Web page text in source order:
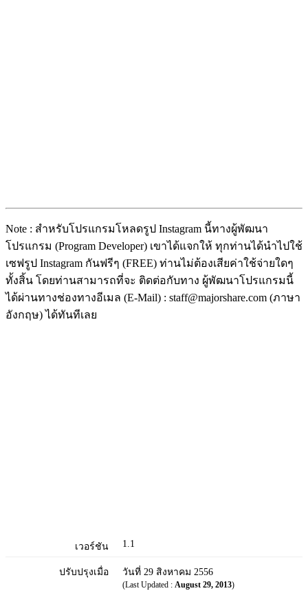
Note : สำหรับโปรแกรมโหลดรูป Instagram นี้ทางผู้พัฒนา
โปรแกรม (Program Developer) เขาได้แจกให้ ทุกท่านได้นำไปใช้
เซฟรูป Instagram กันฟรีๆ (FREE) ท่านไม่ต้องเสียค่าใช้จ่ายใดๆ
ทั้งสิ้น โดยท่านสามารถที่จะ ติดต่อกับทาง ผู้พัฒนาโปรแกรมนี้
ได้ผ่านทางช่องทางอีเมล (E-Mail) : staff@majorshare.com (ภาษา
อังกฤษ) ได้ทันทีเลย
เวอร์ชัน 1.1
ปรับปรุงเมื่อ วันที่ 29 สิงหาคม 2556
(Last Updated : August 29, 2013)